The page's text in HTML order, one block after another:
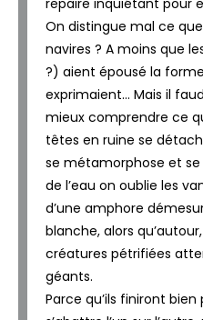
On distingue mal ce
navires ? A moins que
?) aient épousé la
exprimaient… Mais il
mieux comprendre ce
têtes en ruine se
se métamorphose et
de l’eau on oublie les
d’une amphore
blanche, alors
créatures pétrifiées
géants.
Parce qu’ils finiront